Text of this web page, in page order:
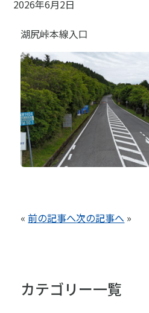
2026年6月2日
湖尻峠本線入口
«前の記事へ次の記事へ »
カテゴリー一覧